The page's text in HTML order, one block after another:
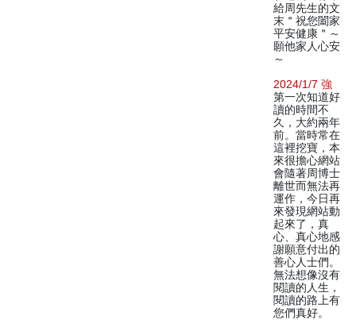
給周先生的文
末＂祝您闔家
平安健康＂～
願他家人心安
～
2024/1/7 強
第一次知道好
讀的時間不
久，大約兩年
前。當時常在
這裡挖寶，本
來很擔心網站
會隨著周博士
離世而無法再
運作，今日再
來發現網站動
起來了，真
心、真心地感
謝願意付出的
善心人士們。
無法想像沒有
閱讀的人生，
閱讀的路上有
您們真好。